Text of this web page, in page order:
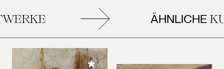
ÄHNLICHE
Meiner Sammlung hinzufügen